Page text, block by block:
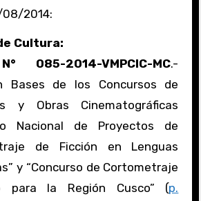
08/2014:
Cultura:
085-2014-VMPCIC-MC.-
Bases de los Concursos de
y Obras Cinematográficas
Nacional de Proyectos de
de Ficción en Lenguas
y “Concurso de Cortometraje
para la Región Cusco” (p.